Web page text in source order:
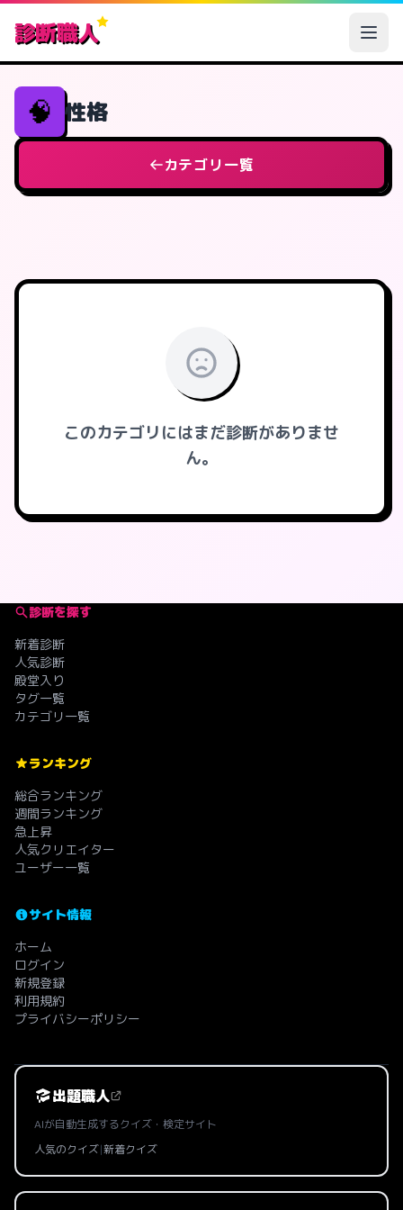
診断職人
🧠 性格
カテゴリ一覧
このカテゴリにはまだ診断がありませ
ん。
診断を探す
新着診断
人気診断
殿堂入り
タグ一覧
カテゴリ一覧
ランキング
総合ランキング
週間ランキング
急上昇
人気クリエイター
ユーザー一覧
サイト情報
ホーム
ログイン
新規登録
利用規約
プライバシーポリシー
出題職人
AIが自動生成するクイズ・検定サイト
人気のクイズ|新着クイズ